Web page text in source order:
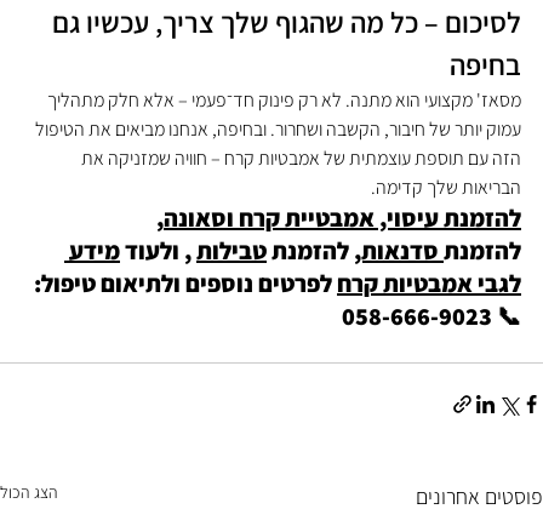
לסיכום – כל מה שהגוף שלך צריך, עכשיו גם
בחיפה
מסאז' מקצועי הוא מתנה. לא רק פינוק חד־פעמי – אלא חלק מתהליך
עמוק יותר של חיבור, הקשבה ושחרור. ובחיפה, אנחנו מביאים את הטיפול
הזה עם תוספת עוצמתית של אמבטיות קרח – חוויה שמזניקה את
הבריאות שלך קדימה.
להזמנת עיסוי, אמבטיית קרח וסאונה,
להזמנת סדנאות, להזמנת טבילות , ולעוד מידע
לגבי אמבטיות קרח לפרטים נוספים ולתיאום טיפול:
📞 058-666-9023
פוסטים אחרונים הצג הכול